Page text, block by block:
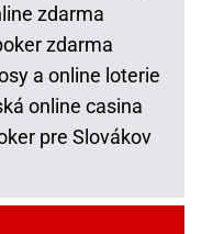
zdarma
zdarma
a online loterie
online casina
pre Slovákov